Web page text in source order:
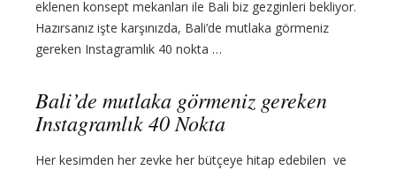
eklenen konsept mekanları ile Bali biz gezginleri bekliyor.
Hazırsanız işte karşınızda, Bali’de mutlaka görmeniz
gereken Instagramlık 40 nokta …
Bali’de mutlaka görmeniz gereken
Instagramlık 40 Nokta
Her kesimden her zevke her bütçeye hitap edebilen ve